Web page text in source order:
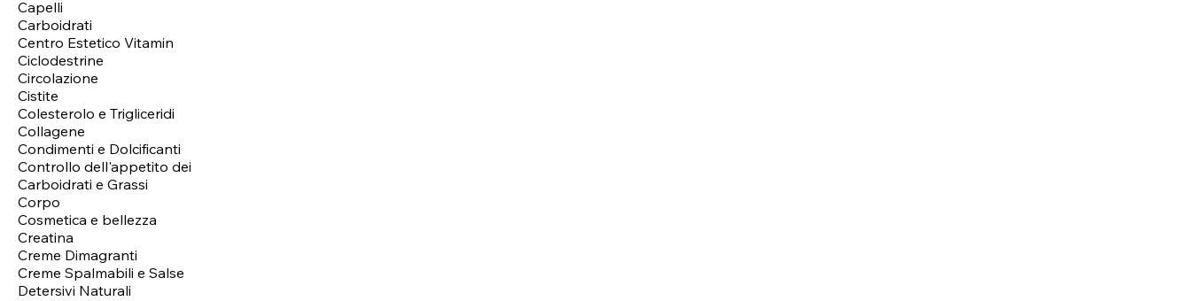
Capelli
Carboidrati
Centro Estetico Vitamin
Ciclodestrine
Circolazione
Cistite
Colesterolo e Trigliceridi
Collagene
Condimenti e Dolcificanti
Controllo dell'appetito dei
Carboidrati e Grassi
Corpo
Cosmetica e bellezza
Creatina
Creme Dimagranti
Creme Spalmabili e Salse
Detersivi Naturali